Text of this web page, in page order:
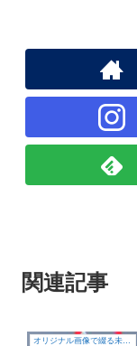
関連記事
オリジナル画像で綴る未確認飛行物体（UFO)